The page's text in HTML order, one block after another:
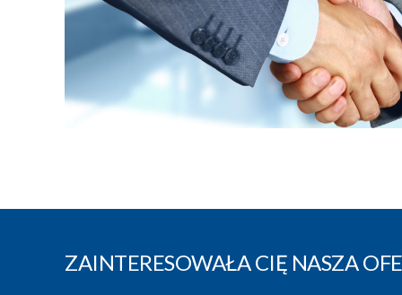
ZAINTERESOWAŁA CIĘ NASZA